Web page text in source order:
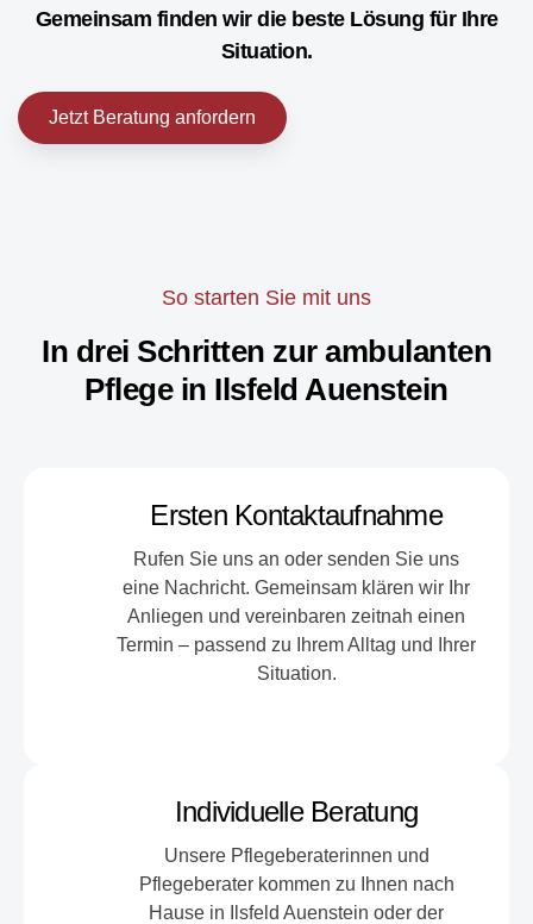
Gemeinsam finden wir die beste Lösung für Ihre
Situation.
Jetzt Beratung anfordern
So starten Sie mit uns
In drei Schritten zur ambulanten
Pflege in Ilsfeld Auenstein
Ersten Kontaktaufnahme
Rufen Sie uns an oder senden Sie uns
eine Nachricht. Gemeinsam klären wir Ihr
Anliegen und vereinbaren zeitnah einen
Termin – passend zu Ihrem Alltag und Ihrer
Situation.
Individuelle Beratung
Unsere Pflegeberaterinnen und
Pflegeberater kommen zu Ihnen nach
Hause in Ilsfeld Auenstein oder der